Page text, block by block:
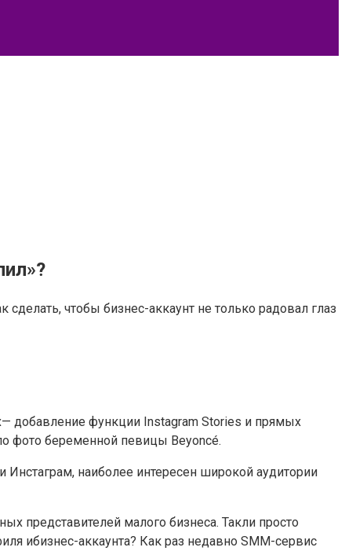
чтобы бизнес-аккаунт не только радовал глаз
добавление функции Instagram Stories и прямых
фото беременной певицы Beyoncé.
Инстаграм, наиболее интересен широкой аудитории
представителей малого бизнеса. Такли просто
ибизнес-аккаунта? Как раз недавно SMM-сервис